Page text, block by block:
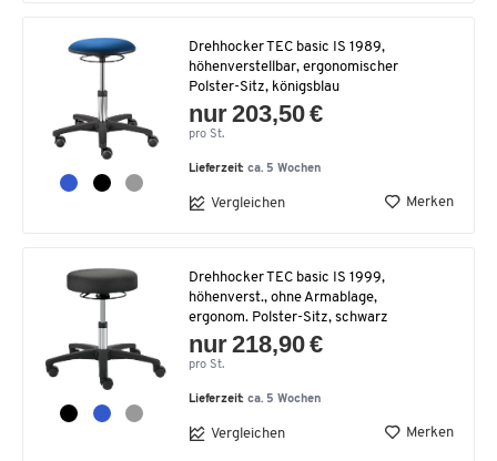
Drehhocker TEC basic IS 1989,
höhenverstellbar, ergonomischer
Polster-Sitz, königsblau
nur 203,50 €
pro St.
Lieferzeit:ca. 5 Wochen
Vergleichen Merken
Drehhocker TEC basic IS 1999,
höhenverst., ohne Armablage,
ergonom. Polster-Sitz, schwarz
nur 218,90 €
pro St.
Lieferzeit:ca. 5 Wochen
Vergleichen Merken